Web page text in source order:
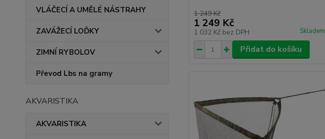
VLÁČECÍ A UMĚLÉ NÁSTRAHY
ZAVÁŽECÍ LOĎKY
ZIMNÍ RYBOLOV
Převod Lbs na gramy
AKVARISTIKA
AKVARISTIKA
1 249 Kč
1 249 Kč
1 032 Kč bez DPH Skladem
Přidat do košíku